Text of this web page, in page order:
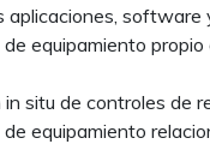
aplicaciones,
equipamiento
situ de controles de
equipamiento